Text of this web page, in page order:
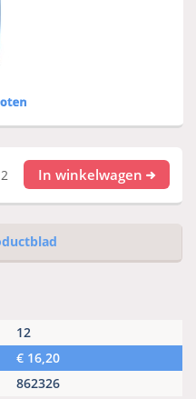
In winkelwagen
12
€ 16,20
862326